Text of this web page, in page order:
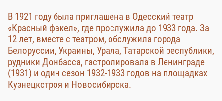
В 1921 году была приглашена в Одесский театр
«Красный факел», где прослужила до 1933 года. За
12 лет, вместе с театром, обслужила города
Белоруссии, Украины, Урала, Татарской республики,
рудники Донбасса, гастролировала в Ленинграде
(1931) и один сезон 1932-1933 годов на площадках
Кузнецкстроя и Новосибирска.